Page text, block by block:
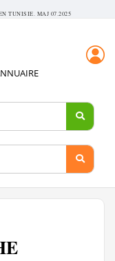
TUNISIE. MAJ 07.2025